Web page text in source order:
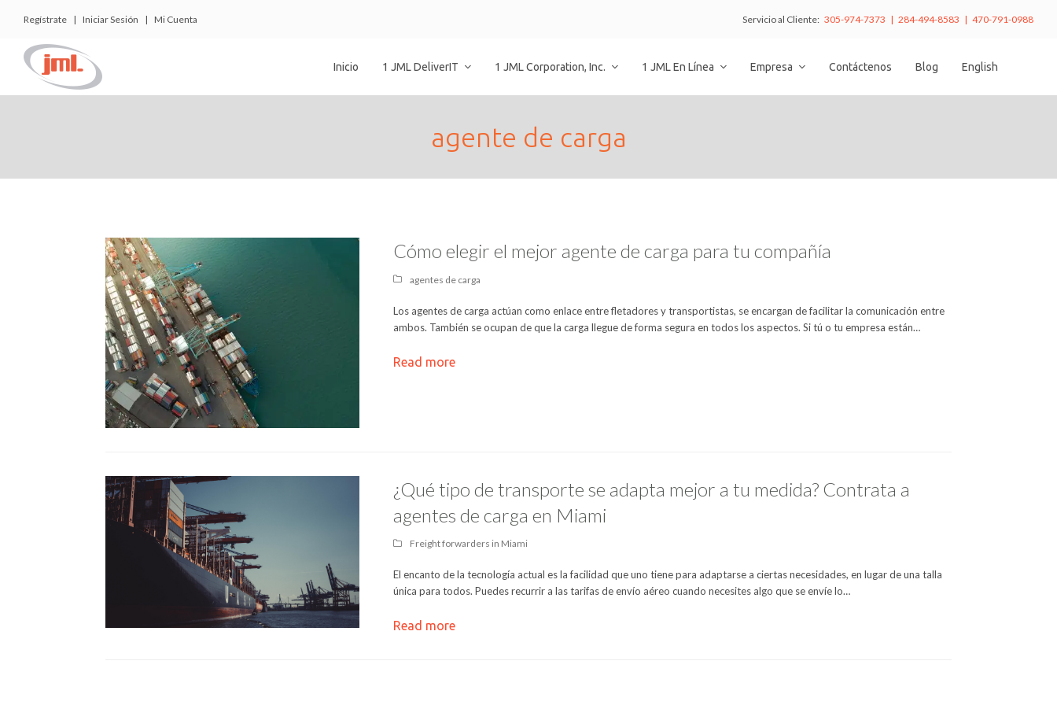
Regístrate | Iniciar Sesión | Mi Cuenta Servicio al Cliente: 305-974-7373 | 284-494-8583 | 470-791-0988
Inicio 1 JML DeliverIT 1 JML Corporation, Inc. 1 JML En Línea Empresa Contáctenos Blog English
agente de carga
Cómo elegir el mejor agente de carga para tu compañía
agentes de carga
Los agentes de carga actúan como enlace entre fletadores y transportistas, se encargan de facilitar la comunicación entre
ambos. También se ocupan de que la carga llegue de forma segura en todos los aspectos. Si tú o tu empresa están…
Read more
¿Qué tipo de transporte se adapta mejor a tu medida? Contrata a
agentes de carga en Miami
Freight forwarders in Miami
El encanto de la tecnología actual es la facilidad que uno tiene para adaptarse a ciertas necesidades, en lugar de una talla
única para todos. Puedes recurrir a las tarifas de envío aéreo cuando necesites algo que se envíe lo…
Read more